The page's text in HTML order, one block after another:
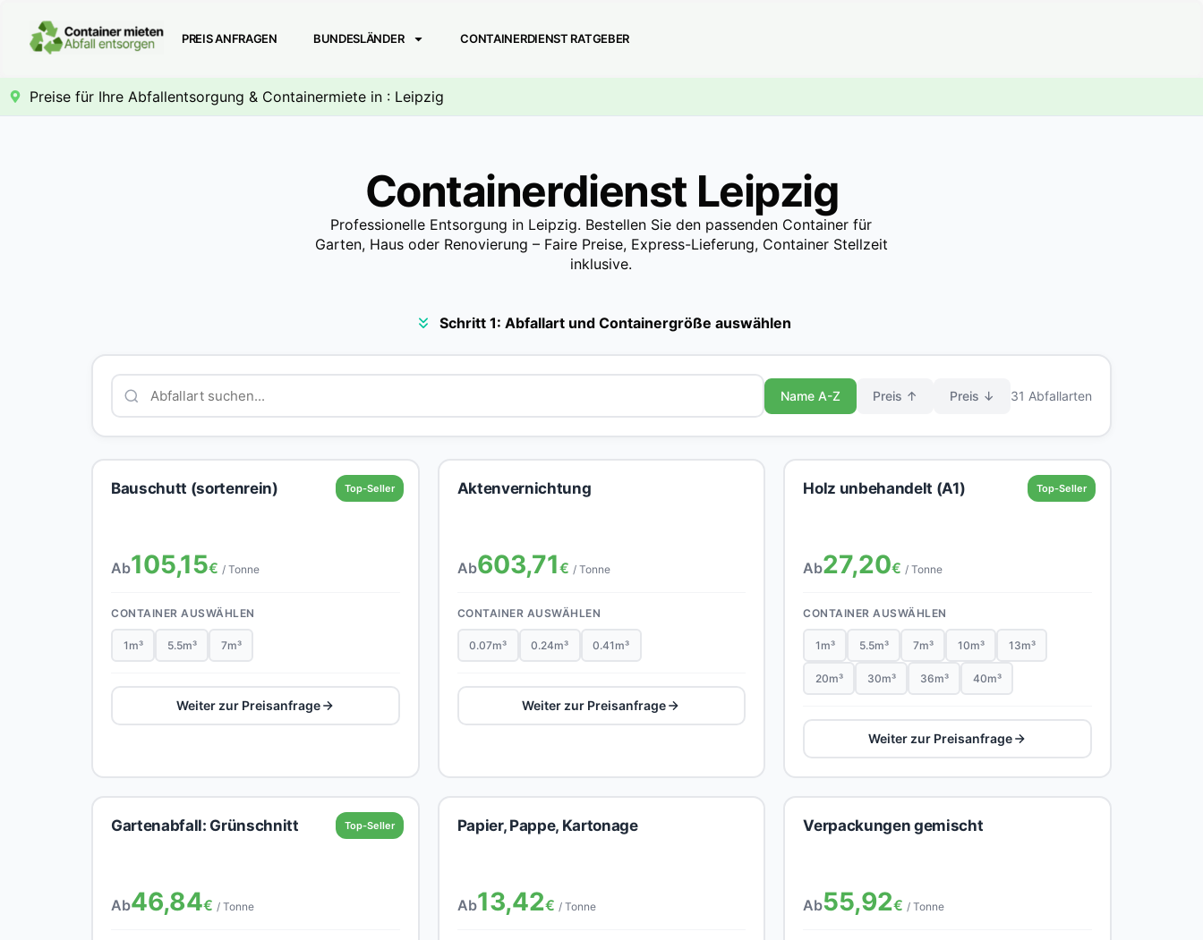
PREIS ANFRAGEN BUNDESLÄNDER CONTAINERDIENST RATGEBER
Preise für Ihre Abfallentsorgung & Containermiete in : Leipzig
Containerdienst Leipzig
Professionelle Entsorgung in Leipzig. Bestellen Sie den passenden Container für
Garten, Haus oder Renovierung – Faire Preise, Express-Lieferung, Container Stellzeit
inklusive.
Schritt 1: Abfallart und Containergröße auswählen
Name A-Z Preis ↑ Preis ↓ 31 Abfallarten
Top-Seller
Bauschutt (sortenrein)
Ab105,15€ / Tonne
CONTAINER AUSWÄHLEN
1m³ 5.5m³ 7m³
Weiter zur Preisanfrage
Aktenvernichtung
Ab603,71€ / Tonne
CONTAINER AUSWÄHLEN
0.07m³ 0.24m³ 0.41m³
Weiter zur Preisanfrage
Top-Seller
Holz unbehandelt (A1)
Ab27,20€ / Tonne
CONTAINER AUSWÄHLEN
1m³ 5.5m³ 7m³ 10m³ 13m³
20m³ 30m³ 36m³ 40m³
Weiter zur Preisanfrage
Top-Seller
Gartenabfall: Grünschnitt
Ab46,84€ / Tonne
Papier, Pappe, Kartonage
Ab13,42€ / Tonne
Verpackungen gemischt
Ab55,92€ / Tonne